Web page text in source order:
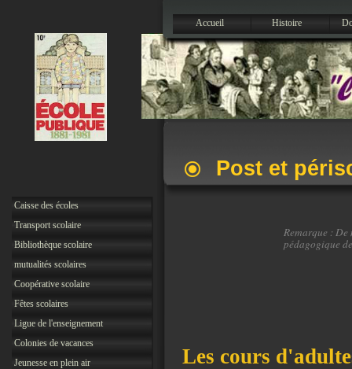
Post et
Les cours
Remarque :
pédagogique
Accueil Histoire
Caisse des écoles
Transport scolaire
Bibliothèque scolaire
mutualités scolaires
Coopérative scolaire
Fêtes scolaires
Ligue de l'enseignement
Colonies de vacances
Jeunesse en plein air